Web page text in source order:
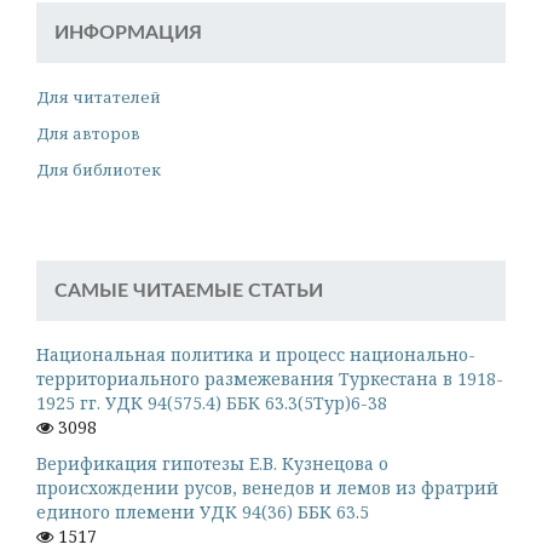
ИНФОРМАЦИЯ
Для читателей
Для авторов
Для библиотек
САМЫЕ ЧИТАЕМЫЕ СТАТЬИ
Национальная политика и процесс национально-
территориального размежевания Туркестана в 1918-
1925 гг. УДК 94(575.4) ББК 63.3(5Тур)6-38
3098
Верификация гипотезы Е.В. Кузнецова о
происхождении русов, венедов и лемов из фратрий
единого племени УДК 94(36) ББК 63.5
1517